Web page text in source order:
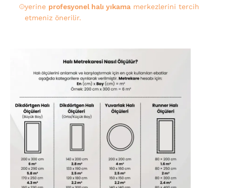
yerine profesyonel halı yıkamamerkezlerini tercih
etmeniz önerilir.